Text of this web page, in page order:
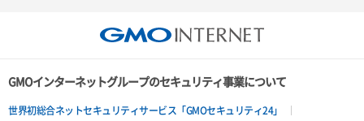
GMOインターネットグループのセキュリティ事業について
世界初総合ネットセキュリティサービス「GMOセキュリティ24」